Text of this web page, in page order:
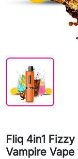
Fliq 4in1
Vampire Vape